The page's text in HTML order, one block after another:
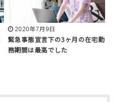
2020年7月9日
緊急事態宣言下の3ヶ月の在宅勤
務期間は最高でした